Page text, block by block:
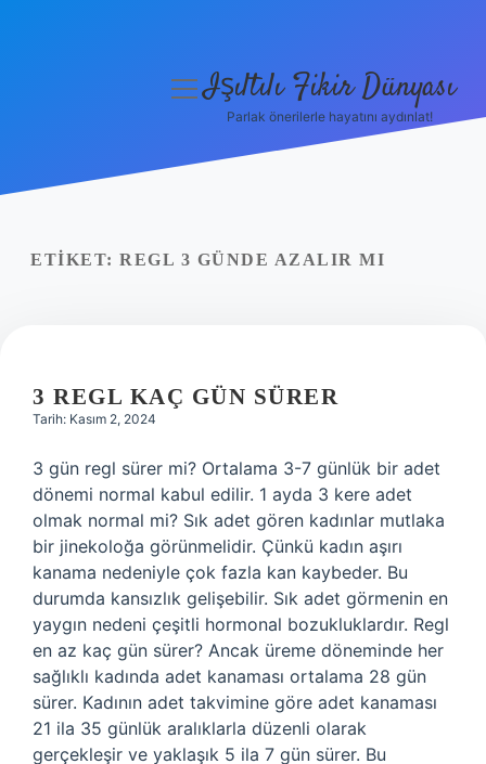
Yasal Uyarı
menüyüIşıltılı Fikir Dünyası
Parlak önerilerle hayatını aydınlat!
ETIKET: REGL 3 GÜNDE AZALIR MI
3 REGL KAÇ GÜN SÜRER
Tarih: Kasım 2, 2024
3 gün regl sürer mi? Ortalama 3-7 günlük bir adet
dönemi normal kabul edilir. 1 ayda 3 kere adet
olmak normal mi? Sık adet gören kadınlar mutlaka
bir jinekoloğa görünmelidir. Çünkü kadın aşırı
kanama nedeniyle çok fazla kan kaybeder. Bu
durumda kansızlık gelişebilir. Sık adet görmenin en
yaygın nedeni çeşitli hormonal bozukluklardır. Regl
en az kaç gün sürer? Ancak üreme döneminde her
sağlıklı kadında adet kanaması ortalama 28 gün
sürer. Kadının adet takvimine göre adet kanaması
21 ila 35 günlük aralıklarla düzenli olarak
gerçekleşir ve yaklaşık 5 ila 7 gün sürer. Bu